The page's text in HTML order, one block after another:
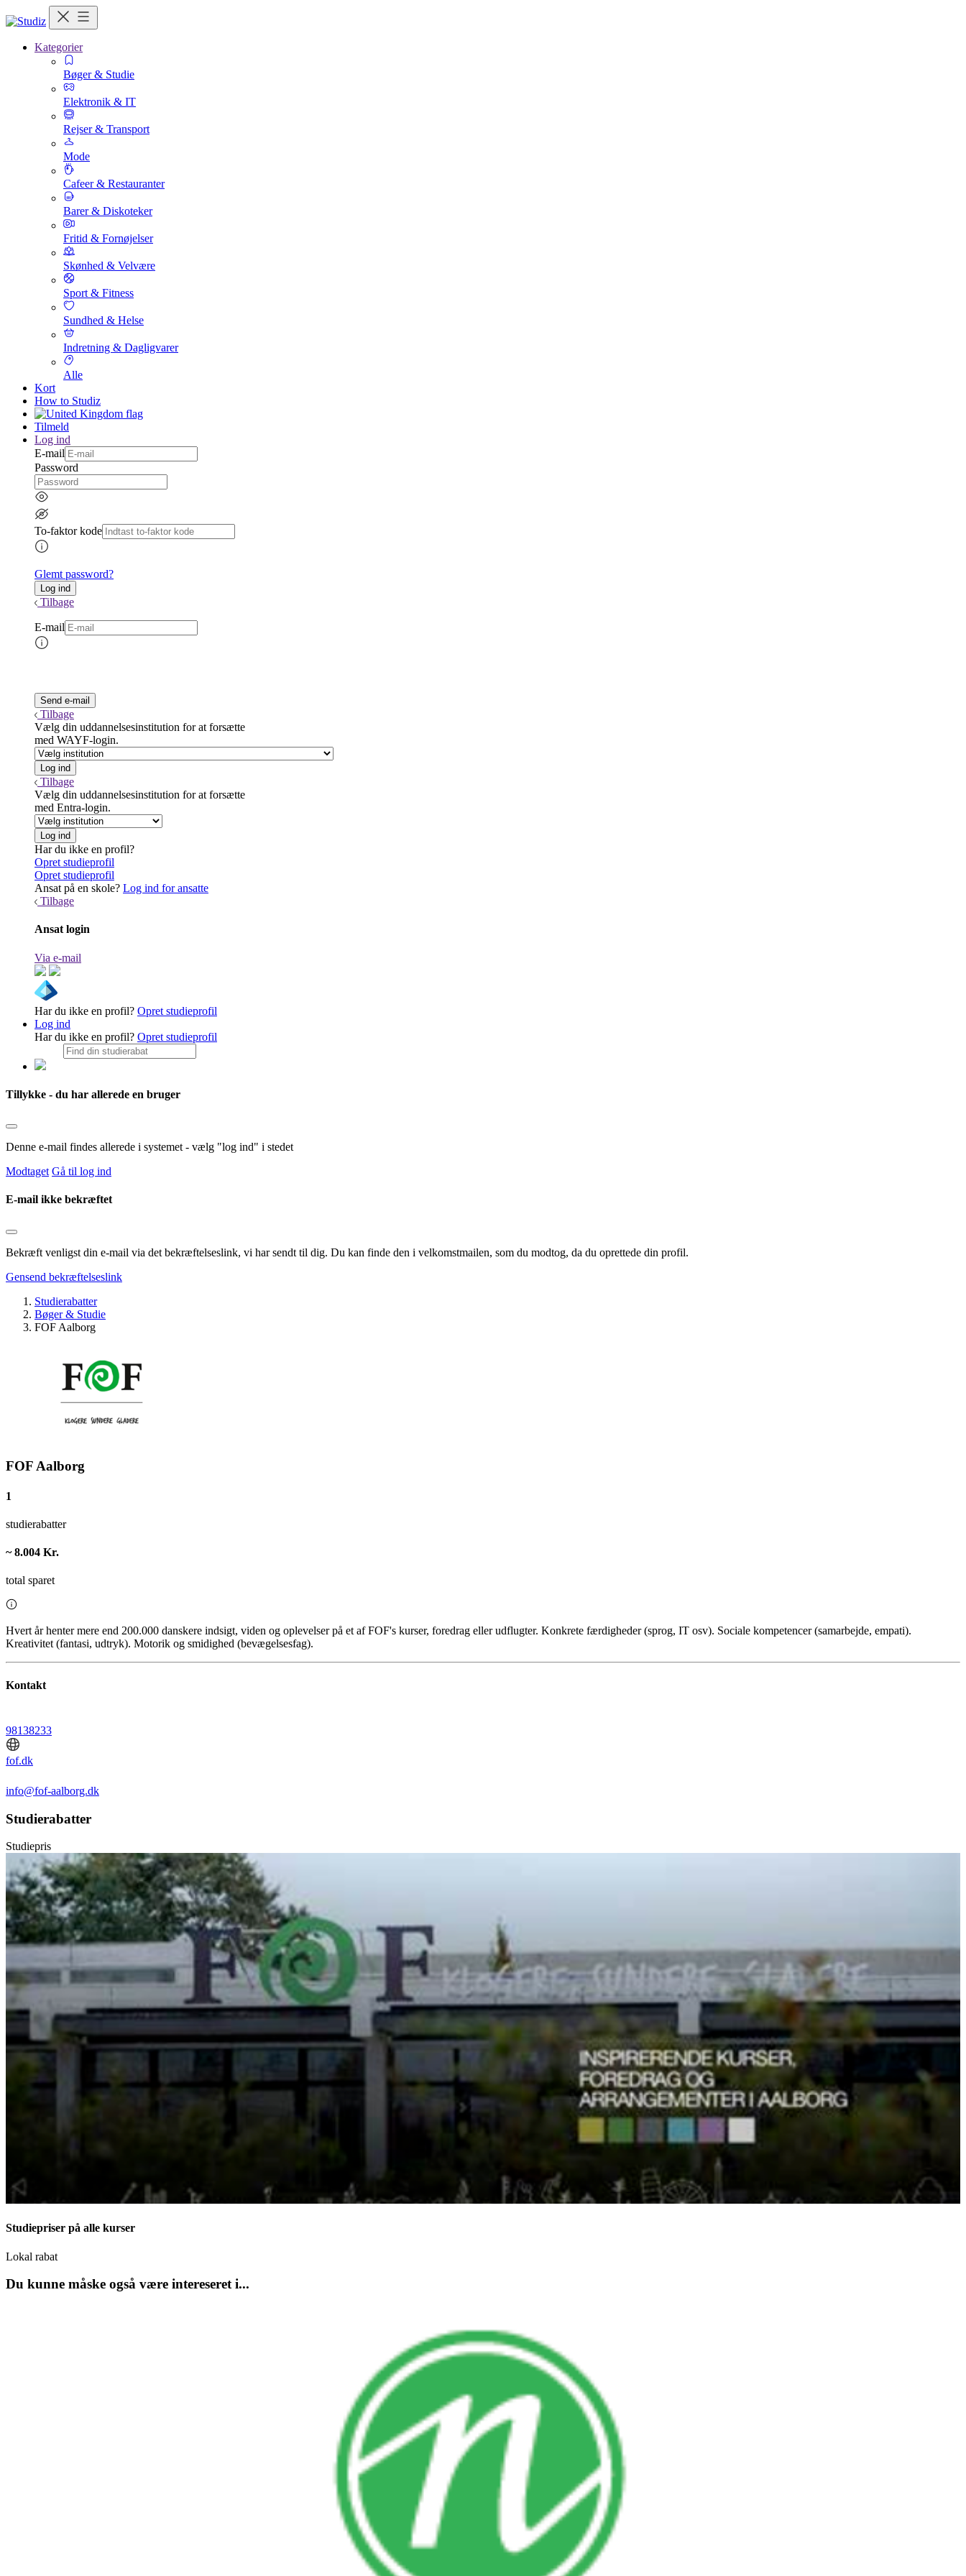
Kategorier
Bøger & Studie
Elektronik & IT
Rejser & Transport
Mode
Cafeer & Restauranter
Barer & Diskoteker
Fritid & Fornøjelser
Skønhed & Velvære
Sport & Fitness
Sundhed & Helse
Indretning & Dagligvarer
Alle
Kort
How to Studiz
Tilmeld
Log ind
E-mail
Password
To-faktor kode
Glemt password?
Tilbage
E-mail
Tilbage
Vælg din uddannelsesinstitution for at forsætte
med WAYF-login.
Tilbage
Vælg din uddannelsesinstitution for at forsætte
med Entra-login.
Har du ikke en profil?
Opret studieprofil
Opret studieprofil
Ansat på en skole? Log ind for ansatte
Tilbage
Ansat login
Via e-mail
Har du ikke en profil? Opret studieprofil
Log ind
Har du ikke en profil? Opret studieprofil
Tillykke - du har allerede en bruger
Denne e-mail findes allerede i systemet - vælg "log ind" i stedet
Modtaget Gå til log ind
E-mail ikke bekræftet
Bekræft venligst din e-mail via det bekræftelseslink, vi har sendt til dig. Du kan finde den i velkomstmailen, som du modtog, da du oprettede din profil.
Gensend bekræftelseslink
Studierabatter
Bøger & Studie
FOF Aalborg
FOF Aalborg
1
studierabatter
~ 8.004 Kr.
total sparet
Hvert år henter mere end 200.000 danskere indsigt, viden og oplevelser på et af FOF's kurser, foredrag eller udflugter. Konkrete færdigheder (sprog, IT osv). Sociale kompetencer (samarbejde, empati).
Kreativitet (fantasi, udtryk). Motorik og smidighed (bevægelsesfag).
Kontakt
98138233
fof.dk
info@fof-aalborg.dk
Studierabatter
Studiepris
Studiepriser på alle kurser
Lokal rabat
Du kunne måske også være intereseret i...